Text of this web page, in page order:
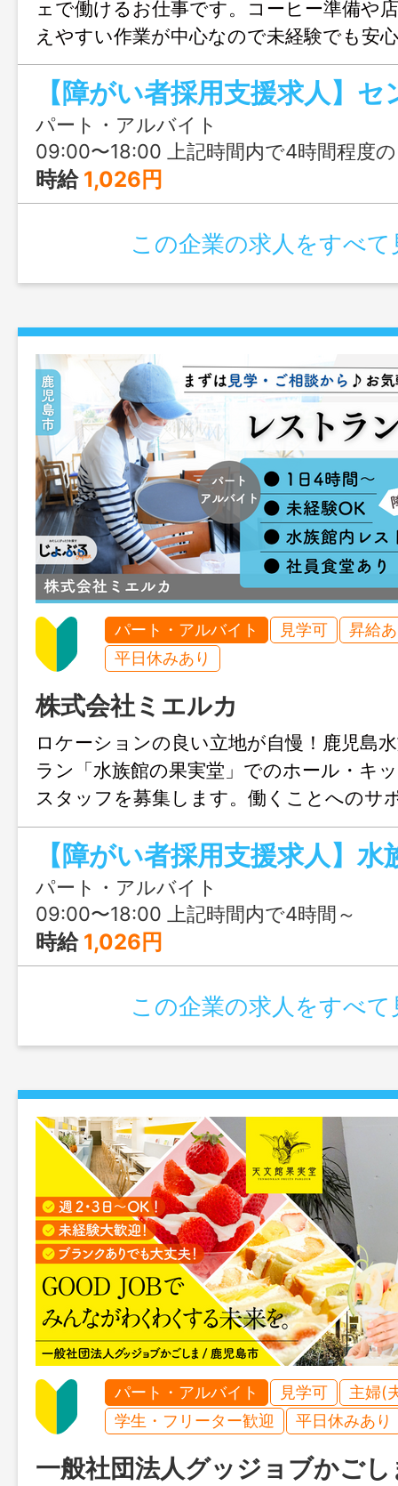
ェで働けるお仕事です。コーヒー準備や
えやすい作業が中心なので未経験でも安
ート体制も整っており、自分のペースを
ら、落ち着いた空間で少しずつ仕事に慣
パート・アルバイト
09:00〜18:00 上記時間内で4時間程度
時給 1,026円
この企業の求人をすべて
パート・アルバイト 見学可
昇給
平日休みあり
株式会社ミエルカ
ロケーションの良い立地が自慢！鹿児島
ラン「水族館の果実堂」でのホール・キ
スタッフを募集します。働くことへのサ
がら、楽しくおしゃれなレストランで働
パート・アルバイト
09:00〜18:00 上記時間内で4時間～
時給 1,026円
この企業の求人をすべて
パート・アルバイト 見学可
主婦(
学生・フリーター歓迎
平日休みあり
一般社団法人グッジョブかごし